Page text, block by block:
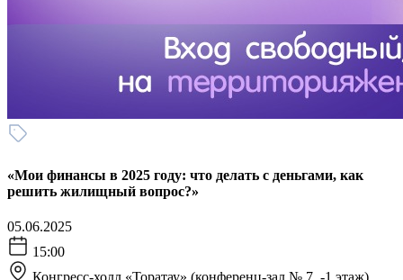
«Мои финансы в 2025 году: что делать с деньгами, как
решить жилищный вопрос?»
05.06.2025
15:00
Конгресс-холл «Торатау» (конференц-зал № 7, -1 этаж)